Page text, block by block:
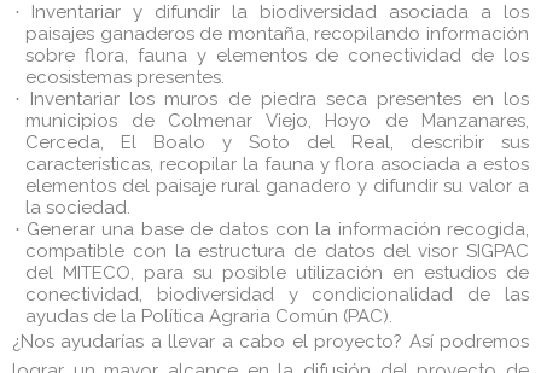
· Inventariar y difundir la biodiversidad asociada a los
paisajes ganaderos de montaña, recopilando información
sobre flora, fauna y elementos de conectividad de los
ecosistemas presentes.
· Inventariar los muros de piedra seca presentes en los
municipios de Colmenar Viejo, Hoyo de Manzanares,
Cerceda, El Boalo y Soto del Real, describir sus
características, recopilar la fauna y flora asociada a estos
elementos del paisaje rural ganadero y difundir su valor a
la sociedad.
· Generar una base de datos con la información recogida,
compatible con la estructura de datos del visor SIGPAC
del MITECO, para su posible utilización en estudios de
conectividad, biodiversidad y condicionalidad de las
ayudas de la Política Agraria Común (PAC).
¿Nos ayudarías a llevar a cabo el proyecto? Así podremos